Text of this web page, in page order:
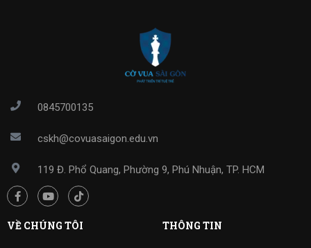
0845700135
cskh@covuasaigon.edu.vn
119 Đ. Phổ Quang, Phường 9, Phú Nhuận, TP. HCM
VỀ CHÚNG TÔI THÔNG TIN